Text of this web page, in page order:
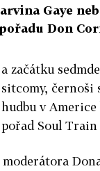
Gaye
Don
a začátku
sitcomy, černoši
hudbu v
pořad Soul
moderátora